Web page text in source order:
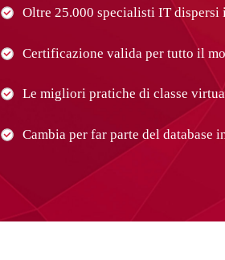
Oltre 25.000 specialisti IT dispersi
Certificazione valida per tutto il
Le migliori pratiche di classe
Cambia per far parte del database